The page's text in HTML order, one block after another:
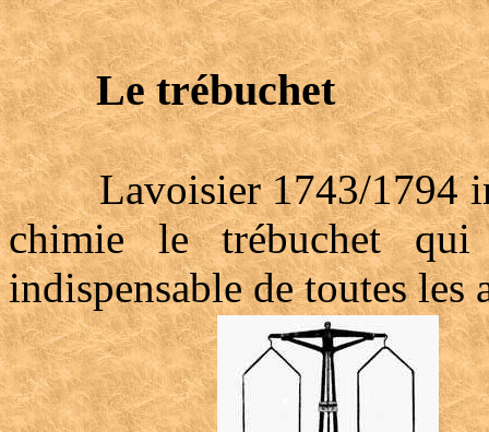
Le trébuchet
Lavoisier 1743/1794
chimie le trébuchet qui
indispensable de toutes les